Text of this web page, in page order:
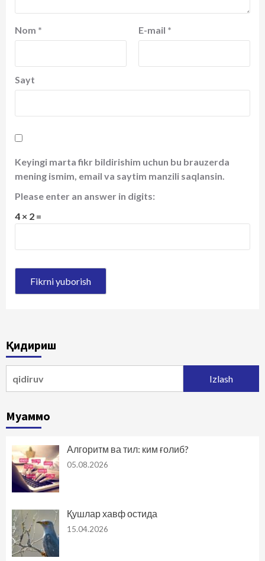
Nom * E-mail *
Sayt
Keyingi marta fikr bildirishim uchun bu brauzerda
mening ismim, email va saytim manzili saqlansin.
Please enter an answer in digits:
4 × 2 =
Қидириш
Муаммо
Алгоритм ва тил: ким ғолиб?
05.08.2026
Қушлар хавф остида
15.04.2026